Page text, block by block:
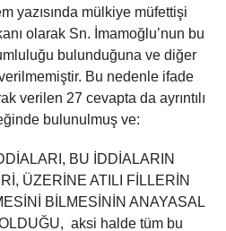
yazısında mülkiye müfettişi
olarak Sn. İmamoğlu’nun bu
bulunduğuna ve diğer
Bu nedenle ifade
verilen 27 cevapta da ayrıntılı
bulunulmuş ve:
BU İDDİALARIN
ÜZERİNE ATILI FİLLERİN
BİLMESİNİN ANAYASAL
aksi halde tüm bu